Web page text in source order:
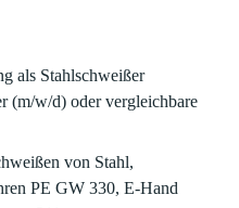
als Stahlschweißer
(m/w/d) oder vergleichbare
von Stahl,
PE GW 330, E-Hand